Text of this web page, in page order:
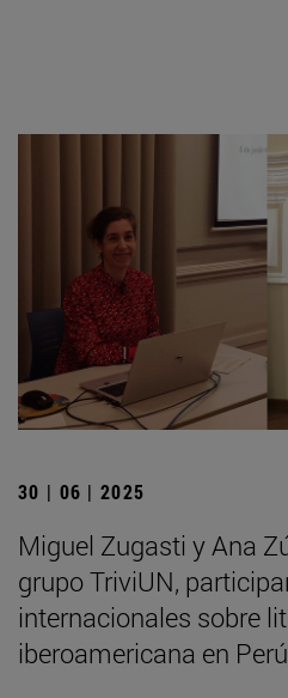
30 | 06 | 2025
Miguel Zugasti y Ana
grupo TriviUN,
internacionales sobre
iberoamericana en